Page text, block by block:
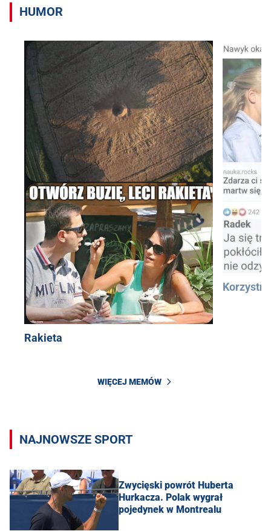
HUMOR
Rakieta
WIĘCEJ MEMÓW
NAJNOWSZE SPORT
Zwycięski powrót Huberta
Hurkacza. Polak wygrał
pojedynek w Montrealu